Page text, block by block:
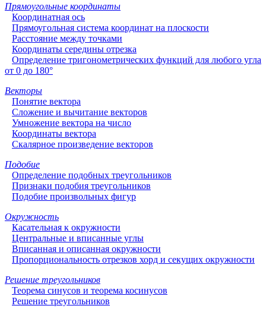
Прямоугольные координаты
Координатная ось
Прямоугольная система координат на плоскости
Расстояние между точками
Координаты середины отрезка
Определение тригонометрических функций для любого угла
от 0 до 180°
Векторы
Понятие вектора
Сложение и вычитание векторов
Умножение вектора на число
Координаты вектора
Скалярное произведение векторов
Подобие
Определение подобных треугольников
Признаки подобия треугольников
Подобие произвольных фигур
Окружность
Касательная к окружности
Центральные и вписанные углы
Вписанная и описанная окружности
Пропорциональность отрезков хорд и секущих окружности
Решение треугольников
Теорема синусов и теорема косинусов
Решение треугольников